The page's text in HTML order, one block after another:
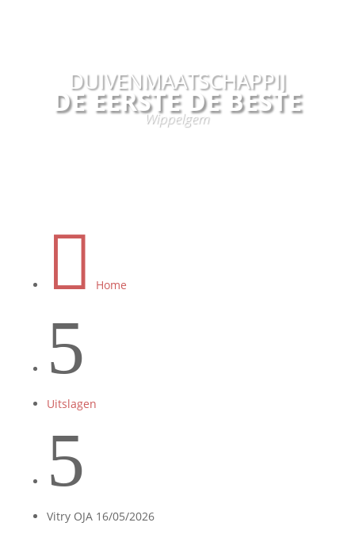
DUIVENMAATSCHAPPIJ
DE EERSTE DE BESTE
Wippelgem
 Home
5
Uitslagen
5
Vitry OJA 16/05/2026